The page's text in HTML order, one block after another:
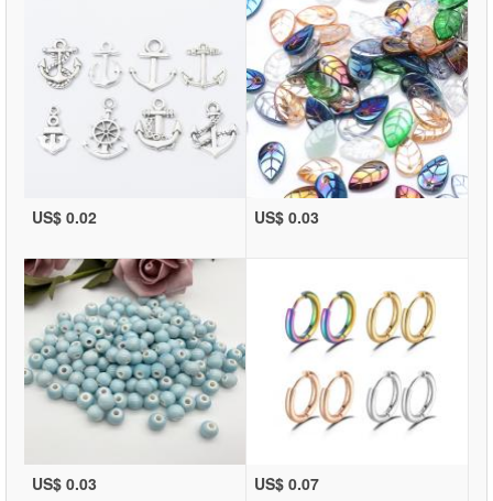
US$ 0.02 US$ 0.03
US$ 0.03 US$ 0.07